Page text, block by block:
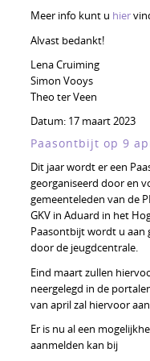
Meer info kunt u hier
Alvast bedankt!
Lena Cruiming
Simon Vooys
Theo ter Veen
Datum: 17 maart 2023
Paasontbijt op 9
Dit jaar wordt er een
georganiseerd door en
gemeenteleden van de
GKV in Aduard in het
Paasontbijt wordt u aan
door de jeugdcentrale.
Eind maart zullen
neergelegd in de
van april zal hiervoor
Er is nu al een
aanmelden kan bij